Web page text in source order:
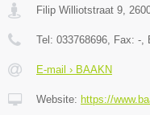
Filip Williotstraat 9
Tel: 033768696 , Fax: -
E-mail › BAAKN
Website: https://